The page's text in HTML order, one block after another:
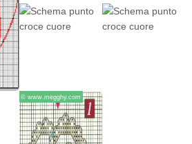
© www.megghy.com